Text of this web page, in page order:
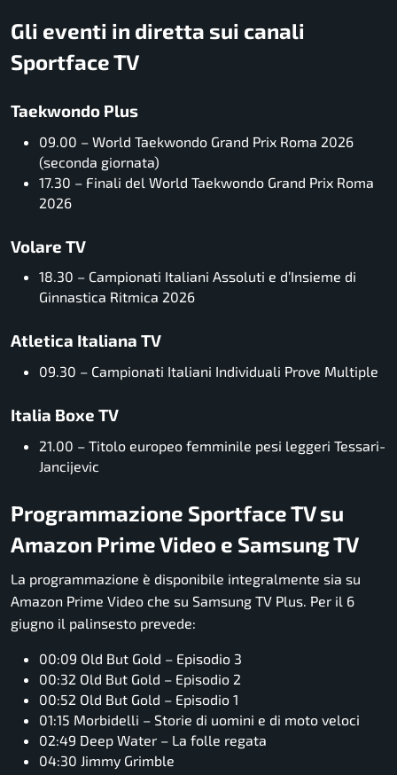
Gli eventi in diretta sui canali
Sportface TV
Taekwondo Plus
09.00 – World Taekwondo Grand Prix Roma 2026
(seconda giornata)
17.30 – Finali del World Taekwondo Grand Prix Roma
2026
Volare TV
18.30 – Campionati Italiani Assoluti e d’Insieme di
Ginnastica Ritmica 2026
Atletica Italiana TV
09.30 – Campionati Italiani Individuali Prove Multiple
Italia Boxe TV
21.00 – Titolo europeo femminile pesi leggeri Tessari-
Jancijevic
Programmazione Sportface TV su
Amazon Prime Video e Samsung TV
La programmazione è disponibile integralmente sia su
Amazon Prime Video che su Samsung TV Plus. Per il 6
giugno il palinsesto prevede:
00:09 Old But Gold – Episodio 3
00:32 Old But Gold – Episodio 2
00:52 Old But Gold – Episodio 1
01:15 Morbidelli – Storie di uomini e di moto veloci
02:49 Deep Water – La folle regata
04:30 Jimmy Grimble